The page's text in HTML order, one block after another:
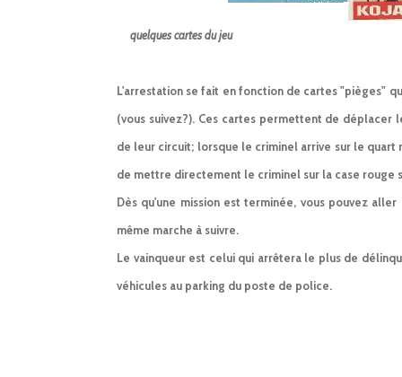
quelques cartes du jeu
L'arrestation se fait en fonction de cartes "pièges"
(vous suivez?). Ces cartes permettent de
de leur circuit; lorsque le criminel arrive sur le
de mettre directement le criminel sur la case rouge
Dès qu'une mission est terminée, vous pouvez
même marche à suivre.
Le vainqueur est celui qui arrêtera le plus de
véhicules au parking du poste de police.